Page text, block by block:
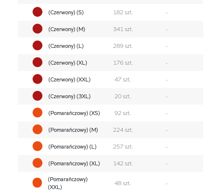
(Czerwony) (S)
182 szt.
-
(Czerwony) (M)
341 szt.
-
(Czerwony) (L)
289 szt.
-
(Czerwony) (XL)
176 szt.
-
(Czerwony) (XXL)
47 szt.
-
(Czerwony) (3XL)
20 szt.
-
(Pomarańczowy) (XS)
92 szt.
-
(Pomarańczowy) (M)
224 szt.
-
(Pomarańczowy) (L)
257 szt.
-
(Pomarańczowy) (XL)
142 szt.
-
(Pomarańczowy)
(XXL)
48 szt. -